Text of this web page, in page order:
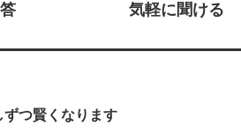
気軽に聞ける
つ賢くなります